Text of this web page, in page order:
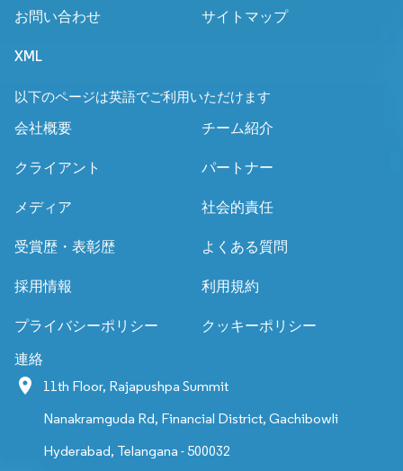
お問い合わせ サイトマップ
XML
以下のページは英語でご利用いただけます
会社概要 チーム紹介
クライアント パートナー
メディア 社会的責任
受賞歴・表彰歴 よくある質問
採用情報 利用規約
プライバシーポリシー クッキーポリシー
連絡
11th Floor, Rajapushpa Summit
Nanakramguda Rd, Financial District, Gachibowli
Hyderabad, Telangana - 500032